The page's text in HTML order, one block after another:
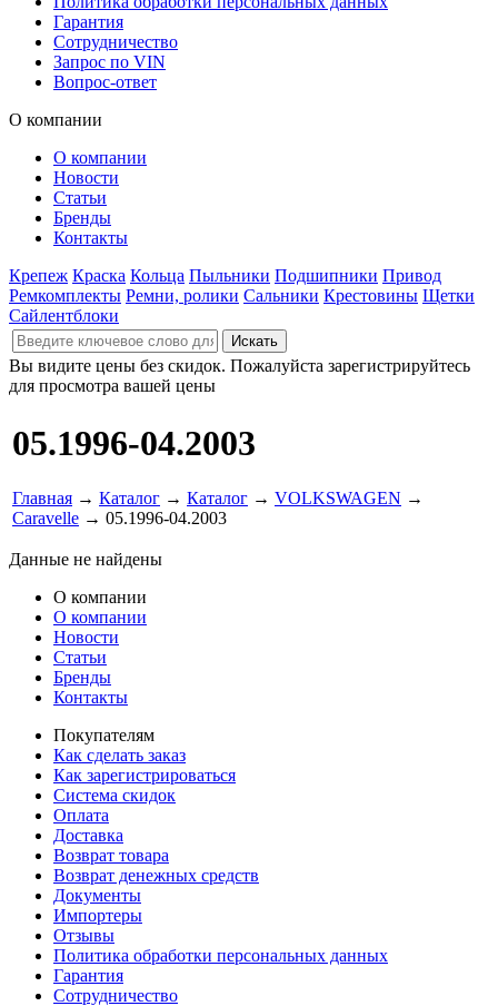
Гарантия
Сотрудничество
Запрос по VIN
Вопрос-ответ
О компании
О компании
Новости
Статьи
Бренды
Контакты
Крепеж Краска Кольца Пыльники Подшипники Привод
Ремкомплекты Ремни, ролики Сальники Крестовины Щетки
Сайлентблоки
Вы видите цены без скидок. Пожалуйста зарегистрируйтесь
для просмотра вашей цены
05.1996-04.2003
Главная → Каталог → Каталог → VOLKSWAGEN →
Caravelle → 05.1996-04.2003
Данные не найдены
О компании
О компании
Новости
Статьи
Бренды
Контакты
Покупателям
Как сделать заказ
Как зарегистрироваться
Система скидок
Оплата
Доставка
Возврат товара
Возврат денежных средств
Документы
Импортеры
Отзывы
Политика обработки персональных данных
Гарантия
Сотрудничество